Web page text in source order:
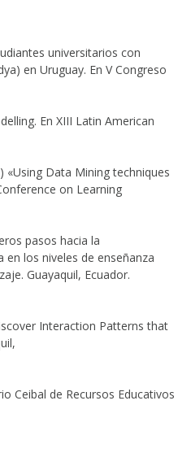
universitarios con
en Uruguay. En V Congreso
En XIII Latin American
«Using Data Mining techniques
on Learning
pasos hacia la
los niveles de enseñanza
Guayaquil, Ecuador.
Interaction Patterns that
Ceibal de Recursos Educativos